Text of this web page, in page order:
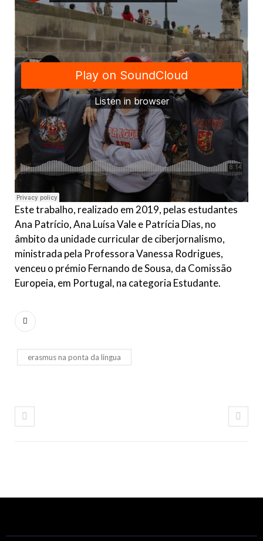
Este trabalho, realizado em 2019, pelas estudantes
Ana Patrício, Ana Luísa Vale e Patrícia Dias, no
âmbito da unidade curricular de ciberjornalismo,
ministrada pela Professora Vanessa Rodrigues,
venceu o prémio Fernando de Sousa, da Comissão
Europeia, em Portugal, na categoria Estudante.
erasmus na ponta da lingua